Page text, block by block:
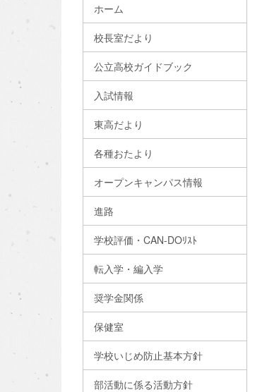
ホーム
校長室だより
公立高校ガイドブック
入試情報
東高だより
各種おたより
オープンキャンパス情報
進路
学校評価・CAN-DOﾘｽﾄ
転入学・編入学
奨学金関係
保健室
学校いじめ防止基本方針
部活動に係る活動方針